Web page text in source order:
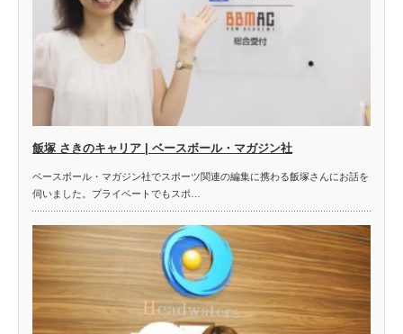
飯塚 さきのキャリア | ベースボール・マガジン社
ベースボール・マガジン社でスポーツ関連の編集に携わる飯塚さんにお話を
伺いました。プライベートでもスポ…